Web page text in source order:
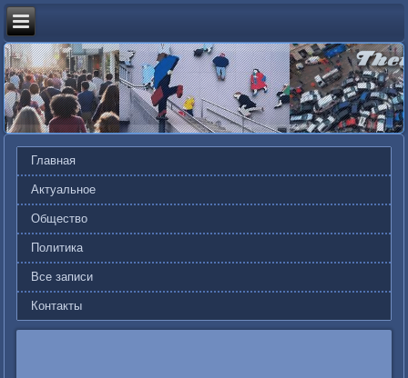
Главная
Актуальное
Общество
Политика
Все записи
Контакты